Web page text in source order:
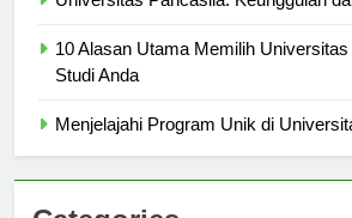
10 Alasan Utama Memilih Universitas